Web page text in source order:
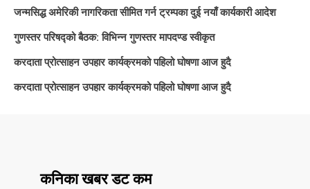
जन्मसिद्ध अमेरिकी नागरिकता सीमित गर्न ट्रम्पका दुई नयाँ कार्यकारी आदेश
गुणस्तर परिषद्को बैठक: विभिन्न गुणस्तर मापदण्ड स्वीकृत
करदाता प्रोत्साहन उपहार कार्यक्रमको पहिलो घोषणा आज हुदै
करदाता प्रोत्साहन उपहार कार्यक्रमको पहिलो घोषणा आज हुदै
कनिका खबर डट कम